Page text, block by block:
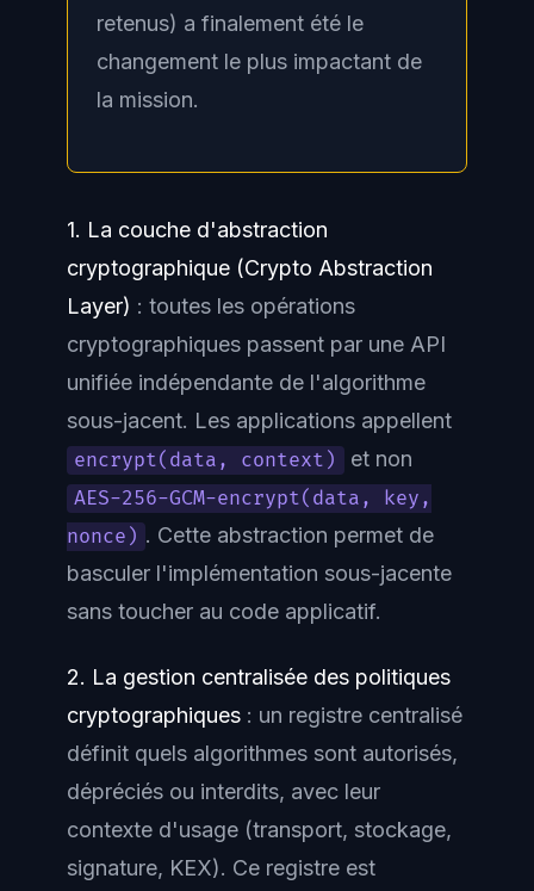
retenus) a finalement été le
changement le plus impactant de
la mission.
1. La couche d'abstraction
cryptographique (Crypto Abstraction
Layer) : toutes les opérations
cryptographiques passent par une API
unifiée indépendante de l'algorithme
sous-jacent. Les applications appellent
encrypt(data, context) et non
AES-256-GCM-encrypt(data, key,
nonce) . Cette abstraction permet de
basculer l'implémentation sous-jacente
sans toucher au code applicatif.
2. La gestion centralisée des politiques
cryptographiques : un registre centralisé
définit quels algorithmes sont autorisés,
dépréciés ou interdits, avec leur
contexte d'usage (transport, stockage,
signature, KEX). Ce registre est